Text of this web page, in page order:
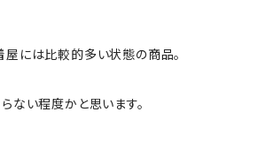
には比較的多い状態の商品。
ない程度かと思います。